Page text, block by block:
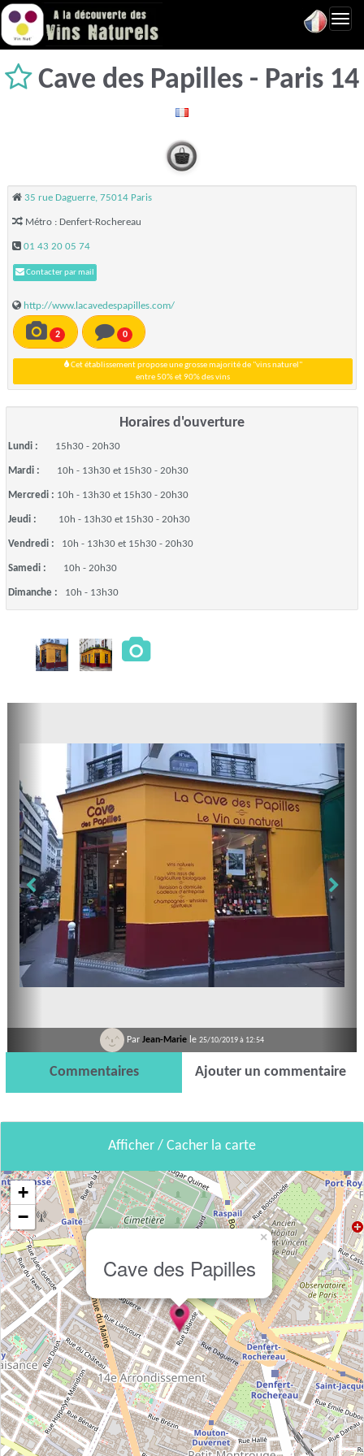
Cave des Papilles - Paris 14
35 rue Daguerre, 75014 Paris
Métro : Denfert-Rochereau
01 43 20 05 74
Contacter par mail
http://www.lacavedespapilles.com/
2 0
Cet établissement propose une grosse majorité de "vins naturel"
entre 50% et 90% des vins
Horaires d'ouverture
Lundi : 15h30 - 20h30
Mardi : 10h - 13h30 et 15h30 - 20h30
Mercredi : 10h - 13h30 et 15h30 - 20h30
Jeudi : 10h - 13h30 et 15h30 - 20h30
Vendredi : 10h - 13h30 et 15h30 - 20h30
Samedi : 10h - 20h30
Dimanche : 10h - 13h30
Par Jean-Marie le 25/10/2019 à 12:54
Commentaires Ajouter un commentaire
Afficher / Cacher la carte
Cave des Papilles
×
+
−